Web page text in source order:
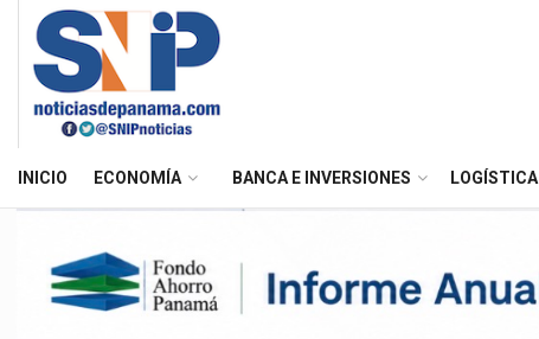
INICIO ECONOMÍA BANCA E INVERSIONES LOGÍSTICA